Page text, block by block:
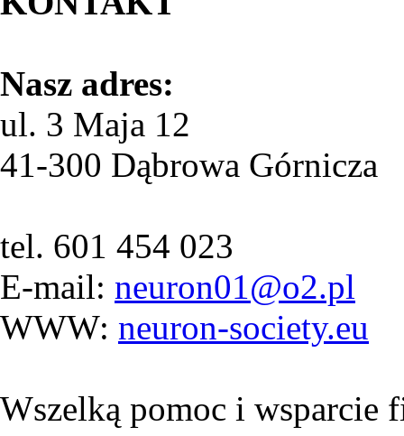
Nasz adres:
ul. 3 Maja 12
41-300 Dąbrowa Górnicza
tel. 601 454 023
E-mail: neuron01@o2.pl
WWW: neuron-society.eu
Wszelką pomoc i wsparcie